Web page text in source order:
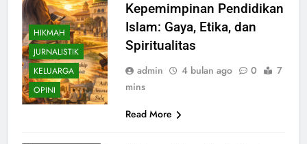
HIKMAH
JURNALISTIK
KELUARGA
OPINI
Kepemimpinan Pendidikan
Islam: Gaya, Etika, dan
Spiritualitas
admin 4 bulan ago 0
7
mins
Read More